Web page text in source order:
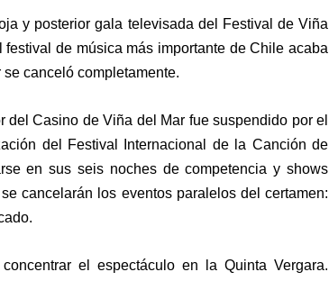
y posterior gala televisada del Festival de Viña
festival de música más importante de Chile acaba
canceló completamente.
del Casino de Viña del Mar fue suspendido por el
del Festival Internacional de la Canción de
en sus seis noches de competencia y shows
cancelarán los eventos paralelos del certamen:
el espectáculo en la Quinta Vergara.